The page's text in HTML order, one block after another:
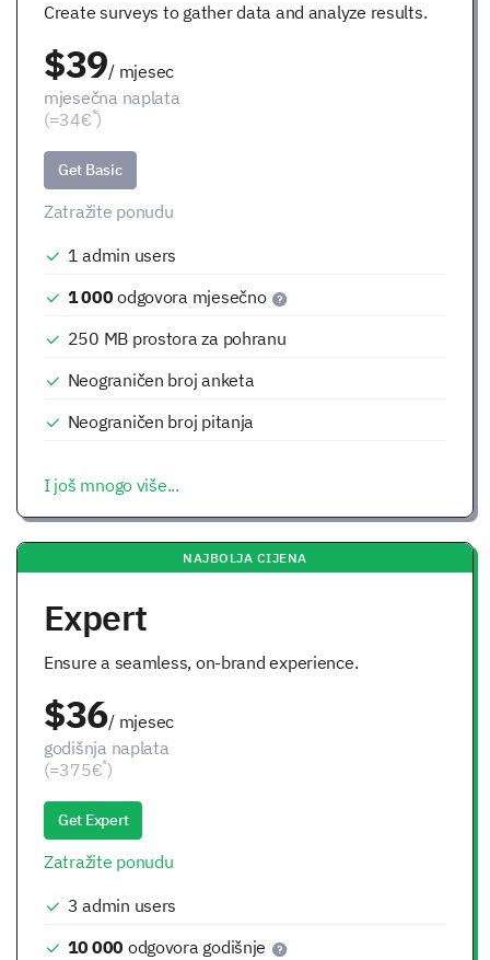
Create surveys to gather data and analyze results.
$39/ mjesec
mjesečna naplata
(=34€*)
Get Basic
Zatražite ponudu
1 admin users
1 000 odgovora mjesečno
250 MB prostora za pohranu
Neograničen broj anketa
Neograničen broj pitanja
I još mnogo više...
NAJBOLJA CIJENA
Expert
Ensure a seamless, on-brand experience.
$36/ mjesec
godišnja naplata
(=375€*)
Get Expert
Zatražite ponudu
3 admin users
10 000 odgovora godišnje